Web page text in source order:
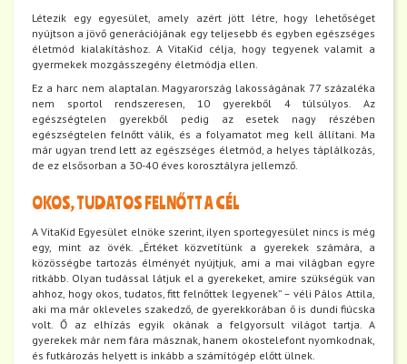
Létezik egy egyesület, amely azért jött létre, hogy lehetőséget
nyújtson a jövő generációjának egy teljesebb és egyben egészséges
életmód kialakításhoz. A VitaKid célja, hogy tegyenek valamit a
gyermekek mozgásszegény életmódja ellen.
Ez a harc nem alaptalan. Magyarország lakosságának 77 százaléka
nem sportol rendszeresen, 10 gyerekből 4 túlsúlyos. Az
egészségtelen gyerekből pedig az esetek nagy részében
egészségtelen felnőtt válik, és a folyamatot meg kell állítani. Ma
már ugyan trend lett az egészséges életmód, a helyes táplálkozás,
de ez elsősorban a 30-40 éves korosztályra jellemző.
OKOS, TUDATOS FELNŐTT A CÉL
A VitaKid Egyesület elnöke szerint, ilyen sportegyesület nincs is még
egy, mint az övék. „Értéket közvetítünk a gyerekek számára, a
közösségbe tartozás élményét nyújtjuk, ami a mai világban egyre
ritkább. Olyan tudással látjuk el a gyerekeket, amire szükségük van
ahhoz, hogy okos, tudatos, fitt felnőttek legyenek” – véli Pálos Attila,
aki ma már okleveles szakedző, de gyerekkorában ő is dundi fiúcska
volt. Ő az elhízás egyik okának a felgyorsult világot tartja. A
gyerekek már nem fára másznak, hanem okostelefont nyomkodnak,
és futkározás helyett is inkább a számítógép előtt ülnek.